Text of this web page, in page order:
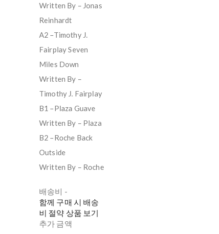
Written By – Jonas
Reinhardt
A2 –Timothy J.
Fairplay Seven
Miles Down
Written By –
Timothy J. Fairplay
B1 –Plaza Guave
Written By – Plaza
B2 –Roche Back
Outside
Written By – Roche
배송비 -
함께 구매 시 배송
비 절약 상품 보기
추가 금액